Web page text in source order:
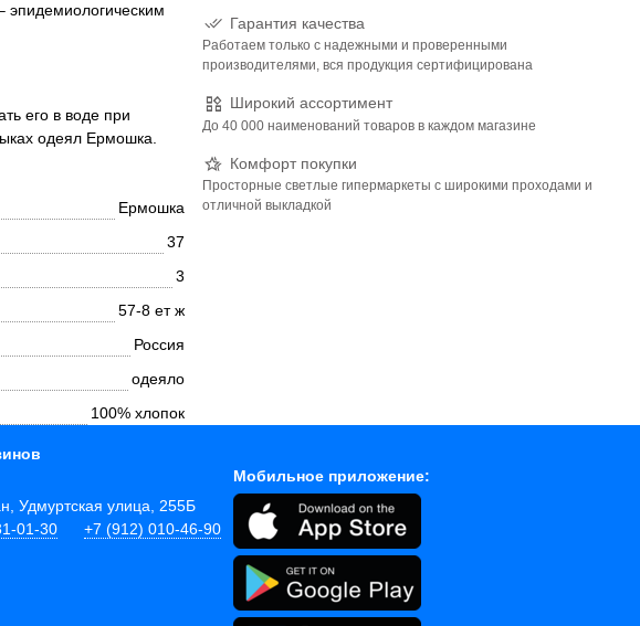
эпидемиологическим
его в воде при
одеял Ермошка.
Гарантия качества
Работаем только с надежными и проверенными
производителями, вся продукция сертифицирована
Широкий ассортимент
До 40 000 наименований товаров в каждом магазине
Комфорт покупки
Просторные светлые гипермаркеты с широкими проходами и
отличной выкладкой
Ермошка
37
3
57-8 ет ж
Россия
одеяло
100% хлопок
Удмуртская улица, 255Б
01-30
+7 (912) 010-46-90
Мобильное приложение: